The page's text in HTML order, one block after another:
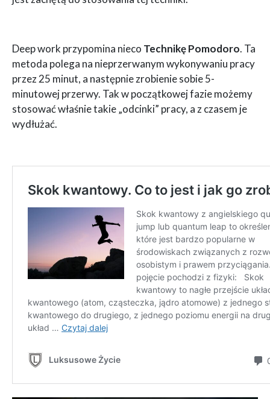
Deep work przypomina nieco Technikę Pomodoro. Ta
metoda polega na nieprzerwanym wykonywaniu pracy
przez 25 minut, a następnie zrobienie sobie 5-
minutowej przerwy. Tak w początkowej fazie możemy
stosować właśnie takie „odcinki” pracy, a z czasem je
wydłużać.